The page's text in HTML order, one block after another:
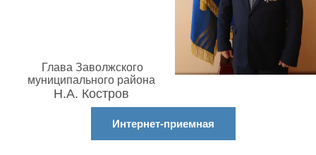
Глава Заволжского
муниципального района
Н.А. Костров
Интернет-приемная